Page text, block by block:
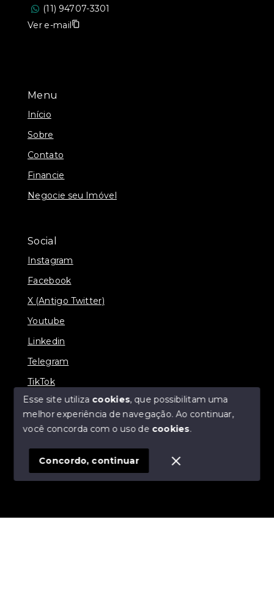
Menu
Início
Sobre
Contato
Financie
Negocie seu Imóvel
Social
Instagram
Facebook
X (Antigo Twitter)
Youtube
Linkedin
Telegram
TikTok
© Copyright 2026 - R19 Imóveis - Todos os direitos
SITE PARA IMOBILIARIA
(11) 94707-3301
Ver e-mail
Esse site utiliza cookies, que possibilitam uma
melhor experiência de navegação.Ao continuar,
você concorda com o uso de cookies.
Concordo, continuar